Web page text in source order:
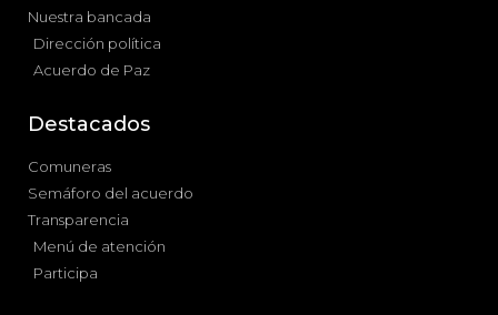
Nuestra bancada
Dirección política
Acuerdo de Paz
Destacados
Comuneras
Semáforo del acuerdo
Transparencia
Menú de atención
Participa